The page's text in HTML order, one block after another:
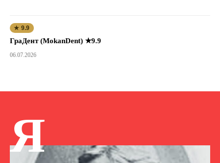
★ 9.9
ГраДент (MokanDent) ★9.9
06.07.2026
Я